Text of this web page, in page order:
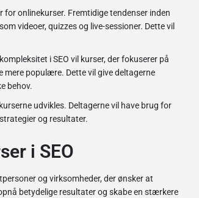
onlinekurser. Fremtidige tendenser inden
videoer, quizzes og live-sessioner. Dette vil
i SEO vil kurser, der fokuserer på
mere populære. Dette vil give deltagerne
behov.
udvikles. Deltagerne vil have brug for
og resultater.
i SEO
og virksomheder, der ønsker at
betydelige resultater og skabe en stærkere